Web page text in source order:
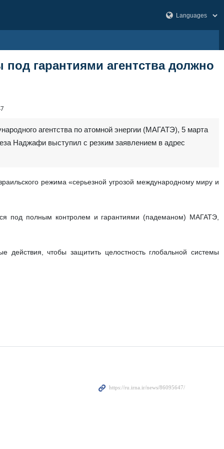
гарантиями агентства должно
агентства по атомной энергии (МАГАТЭ), 5 марта
Наджафи выступил с резким заявлением в адрес
режима «серьезной угрозой международному миру и
под полным контролем и гарантиями (падеманом) МАГАТЭ,
чтобы защитить целостность глобальной системы